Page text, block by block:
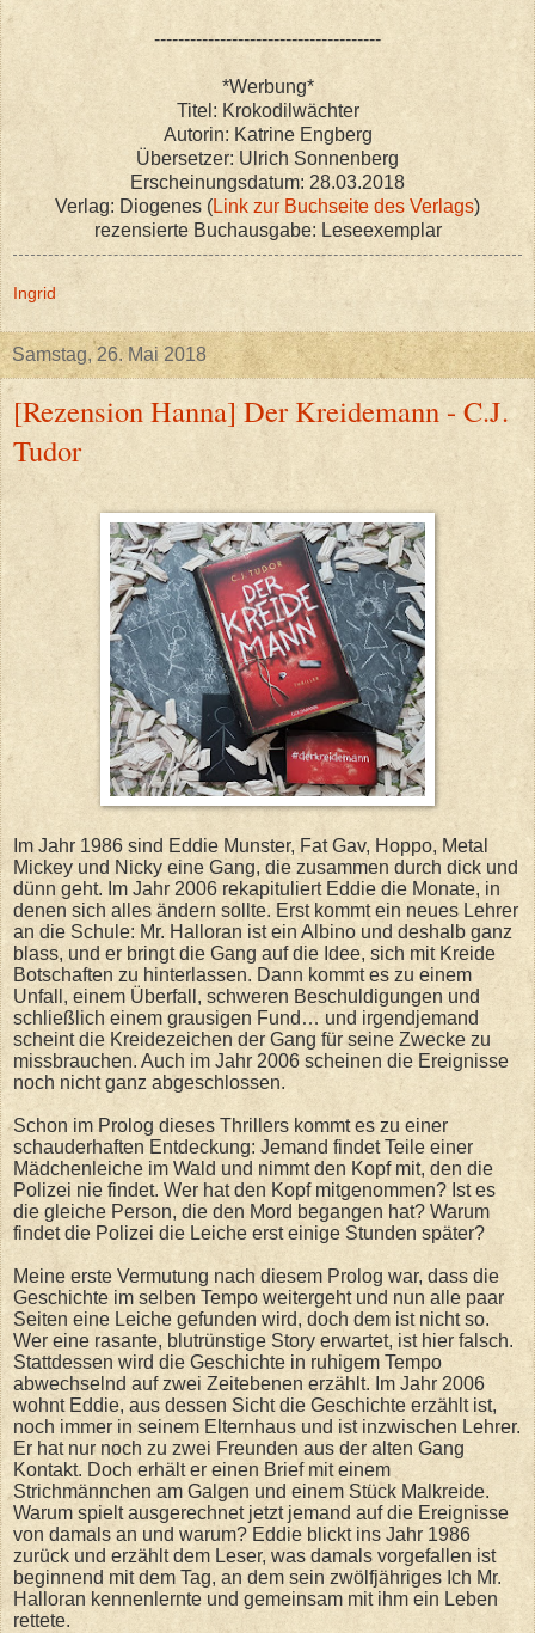
--------------------------------------
*Werbung*
Titel: Krokodilwächter
Autorin: Katrine Engberg
Übersetzer: Ulrich Sonnenberg
Erscheinungsdatum: 28.03.2018
Verlag: Diogenes (Link zur Buchseite des Verlags)
rezensierte Buchausgabe: Leseexemplar
Ingrid
Samstag, 26. Mai 2018
[Rezension Hanna] Der Kreidemann - C.J.
Tudor
Im Jahr 1986 sind Eddie Munster, Fat Gav, Hoppo, Metal
Mickey und Nicky eine Gang, die zusammen durch dick und
dünn geht. Im Jahr 2006 rekapituliert Eddie die Monate, in
denen sich alles ändern sollte. Erst kommt ein neues Lehrer
an die Schule: Mr. Halloran ist ein Albino und deshalb ganz
blass, und er bringt die Gang auf die Idee, sich mit Kreide
Botschaften zu hinterlassen. Dann kommt es zu einem
Unfall, einem Überfall, schweren Beschuldigungen und
schließlich einem grausigen Fund… und irgendjemand
scheint die Kreidezeichen der Gang für seine Zwecke zu
missbrauchen. Auch im Jahr 2006 scheinen die Ereignisse
noch nicht ganz abgeschlossen.
Schon im Prolog dieses Thrillers kommt es zu einer
schauderhaften Entdeckung: Jemand findet Teile einer
Mädchenleiche im Wald und nimmt den Kopf mit, den die
Polizei nie findet. Wer hat den Kopf mitgenommen? Ist es
die gleiche Person, die den Mord begangen hat? Warum
findet die Polizei die Leiche erst einige Stunden später?
Meine erste Vermutung nach diesem Prolog war, dass die
Geschichte im selben Tempo weitergeht und nun alle paar
Seiten eine Leiche gefunden wird, doch dem ist nicht so.
Wer eine rasante, blutrünstige Story erwartet, ist hier falsch.
Stattdessen wird die Geschichte in ruhigem Tempo
abwechselnd auf zwei Zeitebenen erzählt. Im Jahr 2006
wohnt Eddie, aus dessen Sicht die Geschichte erzählt ist,
noch immer in seinem Elternhaus und ist inzwischen Lehrer.
Er hat nur noch zu zwei Freunden aus der alten Gang
Kontakt. Doch erhält er einen Brief mit einem
Strichmännchen am Galgen und einem Stück Malkreide.
Warum spielt ausgerechnet jetzt jemand auf die Ereignisse
von damals an und warum? Eddie blickt ins Jahr 1986
zurück und erzählt dem Leser, was damals vorgefallen ist
beginnend mit dem Tag, an dem sein zwölfjähriges Ich Mr.
Halloran kennenlernte und gemeinsam mit ihm ein Leben
rettete.